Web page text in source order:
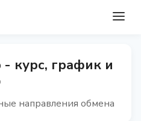
- курс, график и
направления обмена